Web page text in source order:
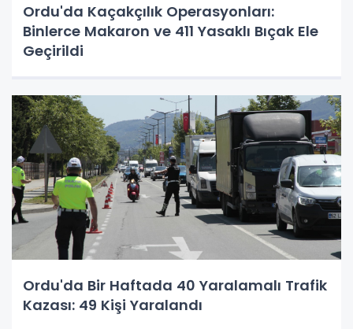
Ordu'da Kaçakçılık Operasyonları:
Binlerce Makaron ve 411 Yasaklı Bıçak Ele
Geçirildi
Ordu'da Bir Haftada 40 Yaralamalı Trafik
Kazası: 49 Kişi Yaralandı